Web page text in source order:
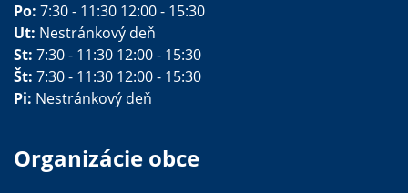
Po: 7:30 - 11:30 12:00 - 15:30
Ut: Nestránkový deň
St: 7:30 - 11:30 12:00 - 15:30
Št: 7:30 - 11:30 12:00 - 15:30
Pi: Nestránkový deň
Organizácie obce